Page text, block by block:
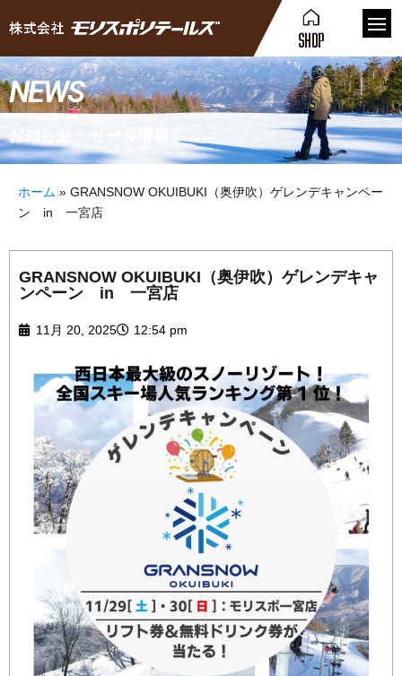
NEWS
お知らせ・セール情報
ホーム » GRANSNOW OKUIBUKI（奥伊吹）ゲレンデキャンペー
ン in 一宮店
GRANSNOW OKUIBUKI（奥伊吹）ゲレンデキャ
ンペーン in 一宮店
11月 20, 2025 12:54 pm